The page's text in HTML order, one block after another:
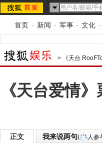
首页 - 新闻 - 军事 - 文化 -
> 《天台
《天台爱情
正文 我来说两句( 人参